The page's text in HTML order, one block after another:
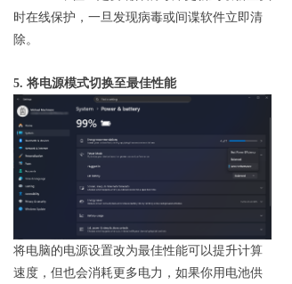
时在线保护，一旦发现病毒或间谍软件立即清
除。
5. 将电源模式切换至最佳性能
将电脑的电源设置改为最佳性能可以提升计算
速度，但也会消耗更多电力，如果你用电池供